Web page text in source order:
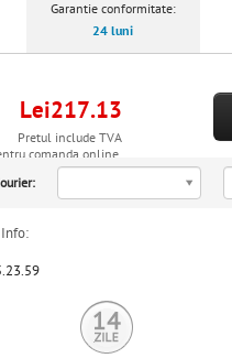
Garantie conformitate:
24 luni
Lei217.13
Pretul include TVA
comanda online.